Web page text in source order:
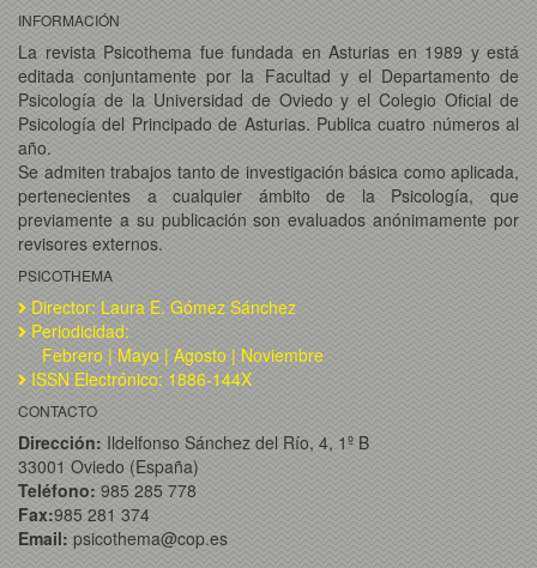
INFORMACIÓN
La revista Psicothema fue fundada en Asturias en 1989 y está
editada conjuntamente por la Facultad y el Departamento de
Psicología de la Universidad de Oviedo y el Colegio Oficial de
Psicología del Principado de Asturias. Publica cuatro números al
año.
Se admiten trabajos tanto de investigación básica como aplicada,
pertenecientes a cualquier ámbito de la Psicología, que
previamente a su publicación son evaluados anónimamente por
revisores externos.
PSICOTHEMA
Director: Laura E. Gómez Sánchez
Periodicidad:
Febrero | Mayo | Agosto | Noviembre
ISSN Electrónico: 1886-144X
CONTACTO
Dirección: Ildelfonso Sánchez del Río, 4, 1º B
33001 Oviedo (España)
Teléfono: 985 285 778
Fax:985 281 374
Email: psicothema@cop.es